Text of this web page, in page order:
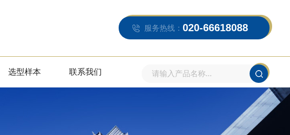
服务热线： 020-66618088
选型样本 联系我们